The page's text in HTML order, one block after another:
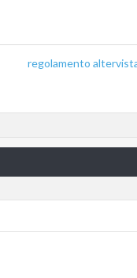
regolamento